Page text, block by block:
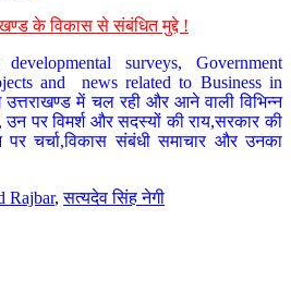
के विकास से संबंधित मुद्दे !
surveys, Government
and news related to Business in
में चल रही और आने वाली विभिन्न
पर विमर्श और सदस्यों की राय,सरकार की
पर चर्चा,विकास संबंधी समाचार और उनका
Rajbar,सत्यदेव सिंह नेगी